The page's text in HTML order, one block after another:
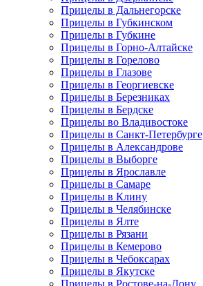
Прицелы в Дальнегорске
Прицелы в Губкинском
Прицелы в Губкине
Прицелы в Горно-Алтайске
Прицелы в Горелово
Прицелы в Глазове
Прицелы в Георгиевске
Прицелы в Березниках
Прицелы в Бердске
Прицелы во Владивостоке
Прицелы в Санкт-Петербурге
Прицелы в Александрове
Прицелы в Выборге
Прицелы в Ярославле
Прицелы в Самаре
Прицелы в Клину
Прицелы в Челябинске
Прицелы в Ялте
Прицелы в Рязани
Прицелы в Кемерово
Прицелы в Чебоксарах
Прицелы в Якутске
Прицелы в Ростове-на-Дону